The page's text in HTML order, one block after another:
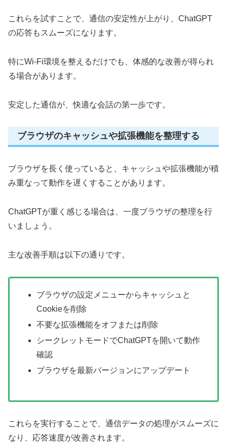
これらを試すことで、通信の安定性が上がり、ChatGPT
の応答もスムーズになります。
特にWi-Fi環境を整えるだけでも、体感的な改善が得られ
る場合があります。
安定した通信が、快適な会話の第一歩です。
ブラウザのキャッシュや拡張機能を整理する
ブラウザを長く使っていると、キャッシュや拡張機能が積
み重なって動作を遅くすることがあります。
ChatGPTが重く感じる場合は、一度ブラウザの整理を行
いましょう。
主な改善手順は以下の通りです。
ブラウザの設定メニューからキャッシュと
Cookieを削除
不要な拡張機能をオフまたは削除
シークレットモードでChatGPTを開いて動作
確認
ブラウザを最新バージョンにアップデート
これらを実行することで、通信データの処理がスムーズに
なり、応答速度が改善されます。